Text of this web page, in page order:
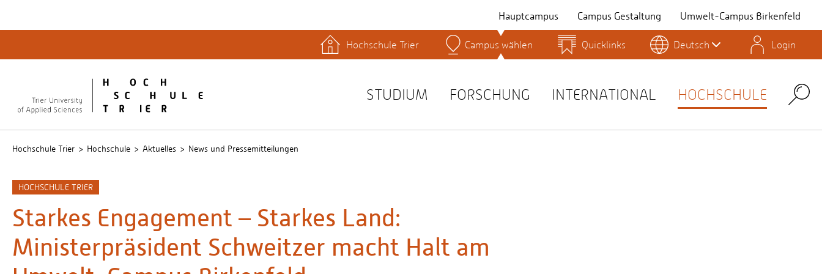
Hauptcampus Campus Gestaltung Umwelt-Campus Birkenfeld
Lernplattformen
Personensuche
Studienservice
Stud.IP
Hochschule Trier Campus wählen Quicklinks Deutsch Login
STUDIUM FORSCHUNG INTERNATIONAL HOCHSCHULE Search
Hochschule Trier Hochschule Aktuelles News und Pressemitteilungen
HOCHSCHULE TRIER
Starkes Engagement – Starkes Land:
Ministerpräsident Schweitzer macht Halt am